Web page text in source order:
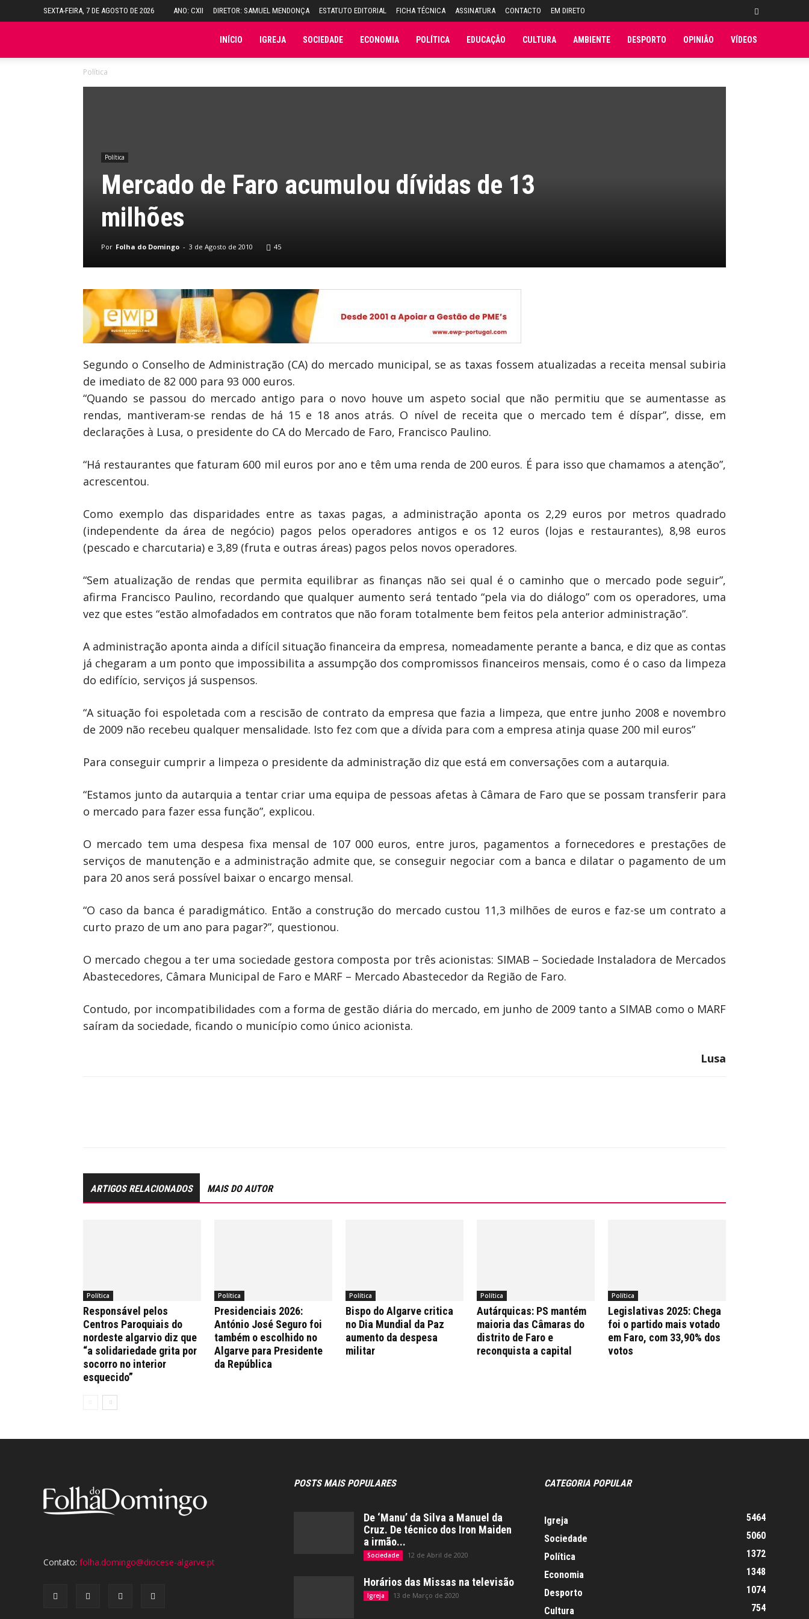
SEXTA-FEIRA, 7 DE AGOSTO DE 2026 ANO: CXII DIRETOR: SAMUEL MENDONÇA ESTATUTO EDITORIAL FICHA TÉCNICA ASSINATURA CONTACTO EM DIRETO
INÍCIO IGREJA SOCIEDADE ECONOMIA POLÍTICA EDUCAÇÃO CULTURA AMBIENTE DESPORTO OPINIÃO VÍDEOS
Política
Política
Mercado de Faro acumulou dívidas de 13
milhões
Por Folha do Domingo - 3 de Agosto de 2010 45
Segundo o Conselho de Administração (CA) do mercado municipal, se as taxas fossem atualizadas a receita mensal subiria
de imediato de 82 000 para 93 000 euros.
“Quando se passou do mercado antigo para o novo houve um aspeto social que não permitiu que se aumentasse as
rendas, mantiveram-se rendas de há 15 e 18 anos atrás. O nível de receita que o mercado tem é díspar”, disse, em
declarações à Lusa, o presidente do CA do Mercado de Faro, Francisco Paulino.
“Há restaurantes que faturam 600 mil euros por ano e têm uma renda de 200 euros. É para isso que chamamos a atenção”,
acrescentou.
Como exemplo das disparidades entre as taxas pagas, a administração aponta os 2,29 euros por metros quadrado
(independente da área de negócio) pagos pelos operadores antigos e os 12 euros (lojas e restaurantes), 8,98 euros
(pescado e charcutaria) e 3,89 (fruta e outras áreas) pagos pelos novos operadores.
“Sem atualização de rendas que permita equilibrar as finanças não sei qual é o caminho que o mercado pode seguir”,
afirma Francisco Paulino, recordando que qualquer aumento será tentado “pela via do diálogo” com os operadores, uma
vez que estes “estão almofadados em contratos que não foram totalmente bem feitos pela anterior administração”.
A administração aponta ainda a difícil situação financeira da empresa, nomeadamente perante a banca, e diz que as contas
já chegaram a um ponto que impossibilita a assumpção dos compromissos financeiros mensais, como é o caso da limpeza
do edifício, serviços já suspensos.
“A situação foi espoletada com a rescisão de contrato da empresa que fazia a limpeza, que entre junho 2008 e novembro
de 2009 não recebeu qualquer mensalidade. Isto fez com que a dívida para com a empresa atinja quase 200 mil euros”
Para conseguir cumprir a limpeza o presidente da administração diz que está em conversações com a autarquia.
“Estamos junto da autarquia a tentar criar uma equipa de pessoas afetas à Câmara de Faro que se possam transferir para
o mercado para fazer essa função”, explicou.
O mercado tem uma despesa fixa mensal de 107 000 euros, entre juros, pagamentos a fornecedores e prestações de
serviços de manutenção e a administração admite que, se conseguir negociar com a banca e dilatar o pagamento de um
para 20 anos será possível baixar o encargo mensal.
“O caso da banca é paradigmático. Então a construção do mercado custou 11,3 milhões de euros e faz-se um contrato a
curto prazo de um ano para pagar?”, questionou.
O mercado chegou a ter uma sociedade gestora composta por três acionistas: SIMAB – Sociedade Instaladora de Mercados
Abastecedores, Câmara Municipal de Faro e MARF – Mercado Abastecedor da Região de Faro.
Contudo, por incompatibilidades com a forma de gestão diária do mercado, em junho de 2009 tanto a SIMAB como o MARF
saíram da sociedade, ficando o município como único acionista.
Lusa
ARTIGOS RELACIONADOS MAIS DO AUTOR
Política
Responsável pelos
Centros Paroquiais do
nordeste algarvio diz que
“a solidariedade grita por
socorro no interior
esquecido”
Política
Presidenciais 2026:
António José Seguro foi
também o escolhido no
Algarve para Presidente
da República
Política
Bispo do Algarve critica
no Dia Mundial da Paz
aumento da despesa
militar
Política
Autárquicas: PS mantém
maioria das Câmaras do
distrito de Faro e
reconquista a capital
Política
Legislativas 2025: Chega
foi o partido mais votado
em Faro, com 33,90% dos
votos
Contato: folha.domingo@diocese-algarve.pt
POSTS MAIS POPULARES
De ‘Manu’ da Silva a Manuel da
Cruz. De técnico dos Iron Maiden
a irmão...
Sociedade 12 de Abril de 2020
Horários das Missas na televisão
Igreja 13 de Março de 2020
CATEGORIA POPULAR
Igreja
5464
Sociedade
5060
Política
1372
Economia
1348
Desporto
1074
Cultura
754